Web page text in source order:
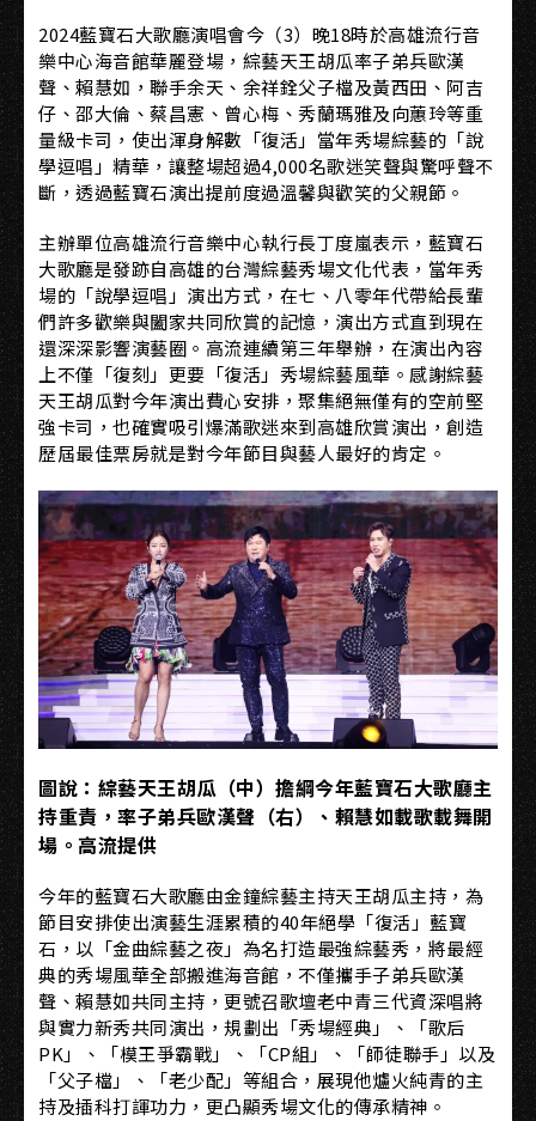
2024藍寶石大歌廳演唱會今（3）晚18時於高雄流行音
樂中心海音館華麗登場，綜藝天王胡瓜率子弟兵歐漢
聲、賴慧如，聯手余天、余祥銓父子檔及黃西田、阿吉
仔、邵大倫、蔡昌憲、曾心梅、秀蘭瑪雅及向蕙玲等重
量級卡司，使出渾身解數「復活」當年秀場綜藝的「說
學逗唱」精華，讓整場超過4,000名歌迷笑聲與驚呼聲不
斷，透過藍寶石演出提前度過溫馨與歡笑的父親節。
主辦單位高雄流行音樂中心執行長丁度嵐表示，藍寶石
大歌廳是發跡自高雄的台灣綜藝秀場文化代表，當年秀
場的「說學逗唱」演出方式，在七、八零年代帶給長輩
們許多歡樂與闔家共同欣賞的記憶，演出方式直到現在
還深深影響演藝圈。高流連續第三年舉辦，在演出內容
上不僅「復刻」更要「復活」秀場綜藝風華。感謝綜藝
天王胡瓜對今年演出費心安排，聚集絕無僅有的空前堅
強卡司，也確實吸引爆滿歌迷來到高雄欣賞演出，創造
歷屆最佳票房就是對今年節目與藝人最好的肯定。
圖說：綜藝天王胡瓜（中）擔綱今年藍寶石大歌廳主
持重責，率子弟兵歐漢聲（右）、賴慧如載歌載舞開
場。高流提供
今年的藍寶石大歌廳由金鐘綜藝主持天王胡瓜主持，為
節目安排使出演藝生涯累積的40年絕學「復活」藍寶
石，以「金曲綜藝之夜」為名打造最強綜藝秀，將最經
典的秀場風華全部搬進海音館，不僅攜手子弟兵歐漢
聲、賴慧如共同主持，更號召歌壇老中青三代資深唱將
與實力新秀共同演出，規劃出「秀場經典」、「歌后
PK」、「模王爭霸戰」、「CP組」、「師徒聯手」以及
「父子檔」、「老少配」等組合，展現他爐火純青的主
持及插科打諢功力，更凸顯秀場文化的傳承精神。